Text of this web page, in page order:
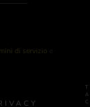
di servizio